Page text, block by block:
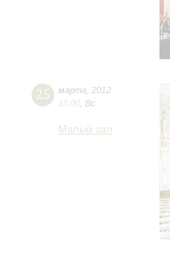
25 марта
2012
15:00 Вс
Малый зал